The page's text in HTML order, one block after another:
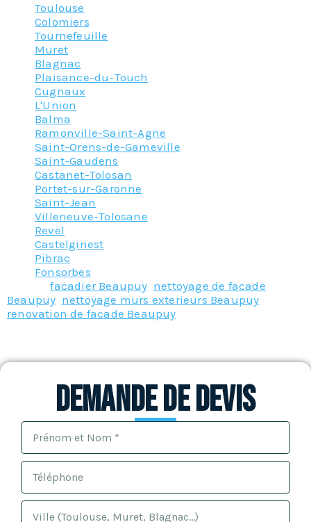
Toulouse
Colomiers
Tournefeuille
Muret
Blagnac
Plaisance-du-Touch
Cugnaux
L'Union
Balma
Ramonville-Saint-Agne
Saint-Orens-de-Gameville
Saint-Gaudens
Castanet-Tolosan
Portet-sur-Garonne
Saint-Jean
Villeneuve-Tolosane
Revel
Castelginest
Pibrac
Fonsorbes
Taggedfacadier Beaupuy nettoyage de facade
Beaupuy nettoyage murs exterieurs Beaupuy
renovation de facade Beaupuy
Demande de devis